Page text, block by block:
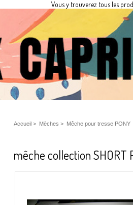
Vous y trouverez tous les
Accueil > Mèches > Mêche pour tresse PONY
mêche collection SHORT